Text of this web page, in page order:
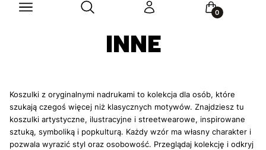
Menu Otwórz wyszukiwarkę
Szukaj Zaloguj się Koszyk
INNE
Koszulki z oryginalnymi nadrukami to kolekcja dla osób, które
szukają czegoś więcej niż klasycznych motywów. Znajdziesz tu
koszulki artystyczne, ilustracyjne i streetwearowe, inspirowane
sztuką, symboliką i popkulturą. Każdy wzór ma własny charakter i
pozwala wyrazić styl oraz osobowość. Przeglądaj kolekcję i odkryj